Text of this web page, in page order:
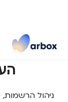
ניהול